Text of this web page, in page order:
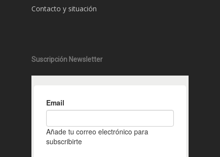
Contacto y situación
Suscripción Newsletter